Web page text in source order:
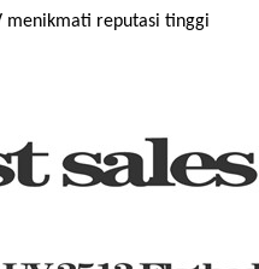
menikmati reputasi tinggi